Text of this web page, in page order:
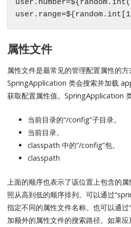
属性文件
属性文件是最常见的管理配置属性的
SpringApplication 类会搜索并加载
获取配置属性值。SpringApplication
当前目录的“/config”子目录。
当前目录。
classpath 中的“/config”包。
classpath
上面的顺序也表示了该位置上包含的
照从高到低的顺序排列。可以通过
指定不同的属性文件名称。也可以通
加额外的属性文件的搜索路径。如果